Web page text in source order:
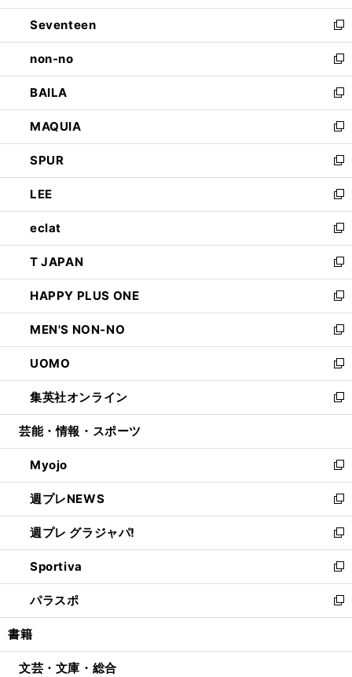
開
く
ウ
で
開
く
ン
ド
ウ
で
開
く
Seventeen
新
し
い
ウ
ィ
ン
ド
ウ
で
開
く
non-no
新
し
い
ウ
ィ
ン
ド
ウ
で
開
く
BAILA
新
し
い
ウ
ィ
ン
ド
ウ
で
開
く
MAQUIA
新
し
い
ウ
ィ
ン
ド
ウ
で
開
く
SPUR
新
し
い
ウ
ィ
ン
ド
ウ
で
開
く
LEE
新
し
い
ウ
ィ
ン
ド
ウ
で
開
く
eclat
新
し
い
ウ
ィ
ン
ド
ウ
で
開
く
T JAPAN
新
し
い
ウ
ィ
ン
ド
ウ
で
開
HAPPY PLUS ONE
新
し
い
ウ
ィ
ン
ド
ウ
開
く
MEN'S NON-NO
新
し
い
ウ
ィ
ン
ウ
で
開
く
UOMO
新
し
い
ウ
ン
ド
ウ
で
開
く
集英社オンライン
新
し
ウ
ィ
ン
ド
ウ
で
開
く
芸能・情報・スポーツ
Myojo
新
し
い
ウ
ィ
ン
ド
ウ
で
開
週プレNEWS
新
し
い
ウ
ィ
ン
ド
ウ
開
週プレ グラジャパ!
新
し
い
ウ
ィ
ン
ウ
Sportiva
新
し
い
ウ
ン
パラスポ
新
し
ウ
書籍
文芸・文庫・総合